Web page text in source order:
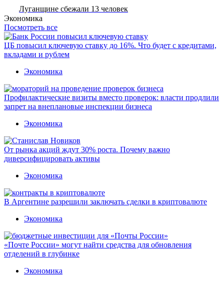
Луганщине сбежали 13 человек
Экономика
Посмотреть все
ЦБ повысил ключевую ставку до 16%. Что будет с кредитами,
вкладами и рублем
Экономика
Профилактические визиты вместо проверок: власти продлили
запрет на внеплановые инспекции бизнеса
Экономика
От рынка акций ждут 30% роста. Почему важно
диверсифицировать активы
Экономика
В Аргентине разрешили заключать сделки в криптовалюте
Экономика
«Почте России» могут найти средства для обновления
отделений в глубинке
Экономика